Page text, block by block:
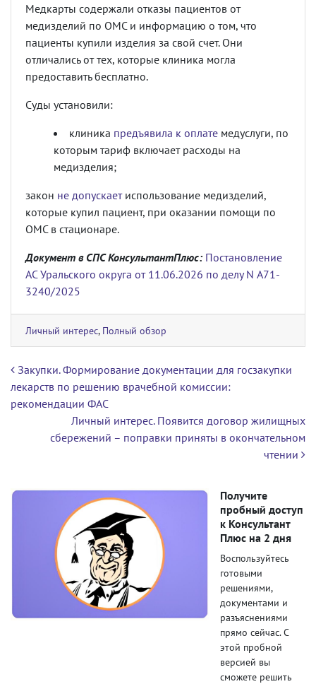
Медкарты содержали отказы пациентов от
медизделий по ОМС и информацию о том, что
пациенты купили изделия за свой счет. Они
отличались от тех, которые клиника могла
предоставить бесплатно.
Суды установили:
клиника предъявила к оплате медуслуги, по
которым тариф включает расходы на
медизделия;
закон не допускаетиспользование медизделий,
которые купил пациент, при оказании помощи по
ОМС в стационаре.
Документ в СПС КонсультантПлюс: Постановление
АС Уральского округа от 11.06.2026 по делу N А71-
3240/2025
Личный интерес, Полный обзор
Навигация по записям
Закупки. Формирование документации для госзакупки
лекарств по решению врачебной комиссии:
рекомендации ФАС
Личный интерес. Появится договор жилищных
сбережений – поправки приняты в окончательном
чтении
Получите
пробный доступ
к Консультант
Плюс на 2 дня
Воспользуйтесь
готовыми
решениями,
документами и
разъяснениями
прямо сейчас. С
этой пробной
версией вы
сможете решить